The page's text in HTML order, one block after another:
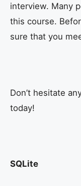
interview. Many
this course.
sure that you
Don’t hesitate
today!
SQLite